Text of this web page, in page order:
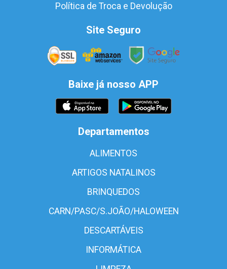
Política de Troca e Devolução
Site Seguro
Baixe já nosso APP
Departamentos
ALIMENTOS
ARTIGOS NATALINOS
BRINQUEDOS
CARN/PASC/S.JOÃO/HALOWEEN
DESCARTÁVEIS
INFORMÁTICA